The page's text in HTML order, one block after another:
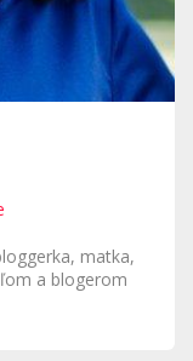
matka,
a blogerom